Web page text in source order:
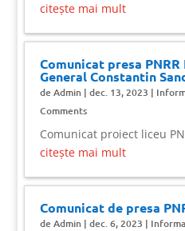
citește mai mult
Comunicat presa
General Constantin
deAdmin |dec. 13, 2023 |
Comments
Comunicat proiect liceu
citește mai mult
Comunicat de presa
deAdmin |dec. 6, 2023 |